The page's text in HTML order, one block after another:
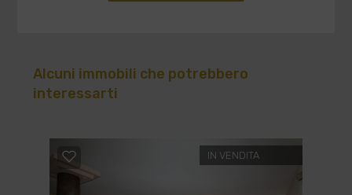
Alcuni immobili che potrebbero
interessarti
IN VENDITA